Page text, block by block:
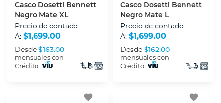
Casco Dosetti Bennett
Negro Mate XL
Precio de contado
A: $1,699.00
Desde $163.00
mensuales con
Crédito
Casco Dosetti Bennett
Negro Mate L
Precio de contado
A: $1,699.00
Desde $162.00
mensuales con
Crédito
favorite favorite